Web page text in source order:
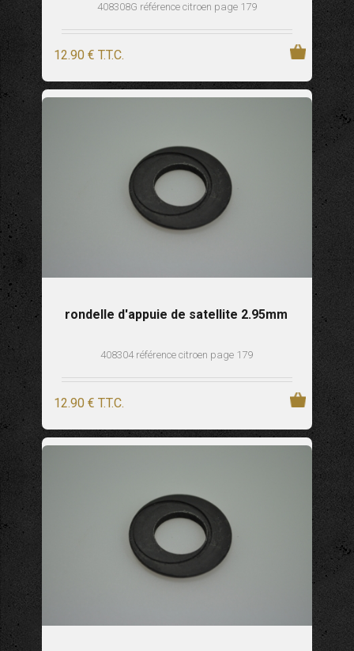
408308G référence citroen page 179
12.90 € T.T.C.
rondelle d'appuie de satellite 2.95mm
408304 référence citroen page 179
12.90 € T.T.C.